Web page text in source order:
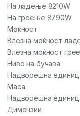
На ладење 8210W
На греење 8790W
Моќност
Влезна моќност
Влезна моќност
Ниво на бучава
Надворешна
Маса
Надворешна
Димензии